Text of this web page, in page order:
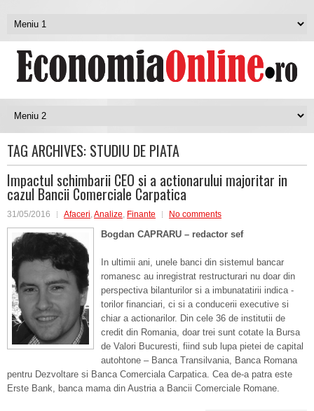
TAG ARCHIVES: STUDIU DE PIATA
Impactul schimbarii CEO si a actionarului majoritar in
cazul Bancii Comerciale Carpatica
31/05/2016 Afaceri,Analize, Finante No comments
Bogdan CAPRARU – redactor sef
In ultimii ani, unele banci din sistemul bancar
romanesc au inregistrat restructurari nu doar din
perspectiva bilanturilor si a imbunatatirii indica -
torilor financiari, ci si a conducerii executive si
chiar a actionarilor. Din cele 36 de institutii de
credit din Romania, doar trei sunt cotate la Bursa
de Valori Bucuresti, fiind sub lupa pietei de capital
autohtone – Banca Transilvania, Banca Romana
pentru Dezvoltare si Banca Comerciala Carpatica. Cea de-a patra este
Erste Bank, banca mama din Austria a Bancii Comerciale Romane.